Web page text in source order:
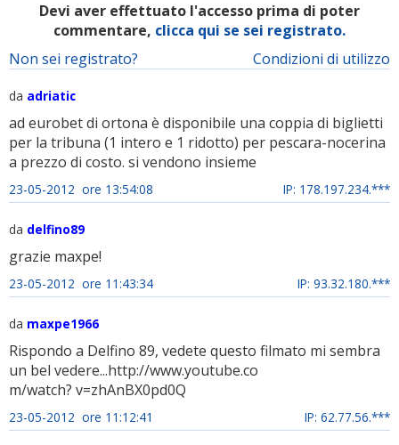
Devi aver effettuato l'accesso prima di poter
commentare, clicca qui se sei registrato.
Condizioni di utilizzo
Non sei registrato?
da adriatic
ad eurobet di ortona è disponibile una coppia di biglietti
per la tribuna (1 intero e 1 ridotto) per pescara-nocerina
a prezzo di costo. si vendono insieme
23-05-2012 ore 13:54:08 IP: 178.197.234.***
da delfino89
grazie maxpe!
23-05-2012 ore 11:43:34 IP: 93.32.180.***
da maxpe1966
Rispondo a Delfino 89, vedete questo filmato mi sembra
un bel vedere...http://www.youtube.co
m/watch? v=zhAnBX0pd0Q
23-05-2012 ore 11:12:41 IP: 62.77.56.***